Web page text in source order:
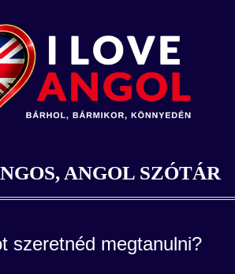
ANGOL SZÓTÁR
szeretnéd megtanulni?